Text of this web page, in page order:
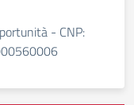
- CNP: